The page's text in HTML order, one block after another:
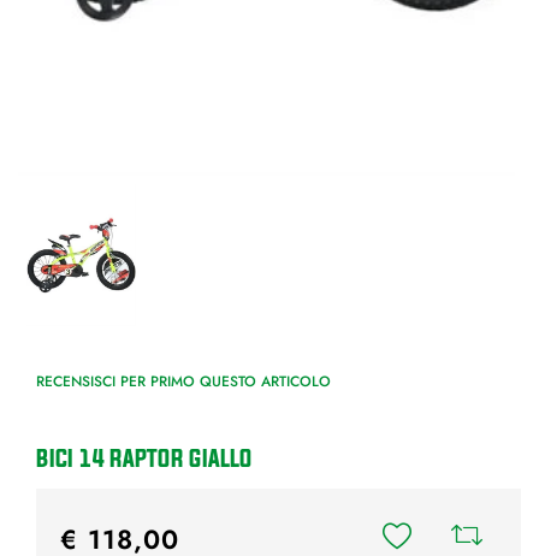
RECENSISCI PER PRIMO QUESTO ARTICOLO
BICI 14 RAPTOR GIALLO
€ 118,00